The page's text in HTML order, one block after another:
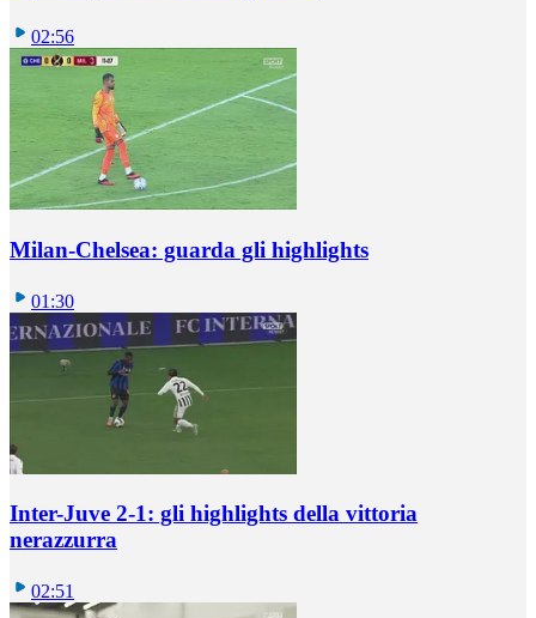
02:56
Milan-Chelsea: guarda gli highlights
01:30
Inter-Juve 2-1: gli highlights della vittoria
nerazzurra
02:51